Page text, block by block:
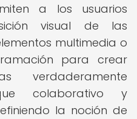
a los usuarios
visual de las
multimedia o
para crear
verdaderamente
colaborativo y
la noción de